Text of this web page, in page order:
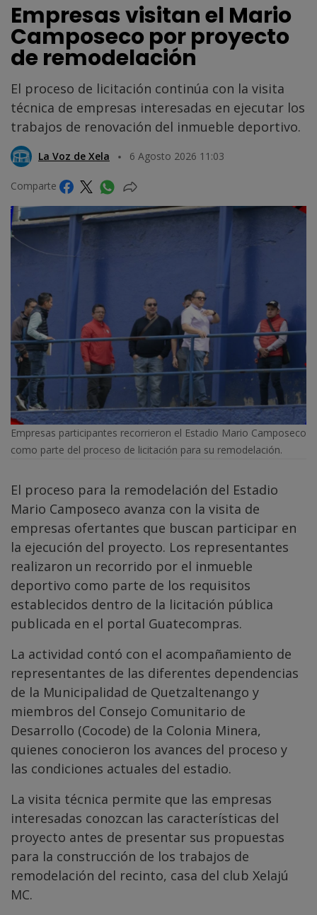
Empresas visitan el Mario
Camposeco por proyecto
de remodelación
El proceso de licitación continúa con la visita
técnica de empresas interesadas en ejecutar los
trabajos de renovación del inmueble deportivo.
La Voz de Xela 6 Agosto 2026 11:03
Comparte
Empresas participantes recorrieron el Estadio Mario Camposeco
como parte del proceso de licitación para su remodelación.
El proceso para la remodelación del Estadio
Mario Camposeco avanza con la visita de
empresas ofertantes que buscan participar en
la ejecución del proyecto. Los representantes
realizaron un recorrido por el inmueble
deportivo como parte de los requisitos
establecidos dentro de la licitación pública
publicada en el portal Guatecompras.
La actividad contó con el acompañamiento de
representantes de las diferentes dependencias
de la Municipalidad de Quetzaltenango y
miembros del Consejo Comunitario de
Desarrollo (Cocode) de la Colonia Minera,
quienes conocieron los avances del proceso y
las condiciones actuales del estadio.
La visita técnica permite que las empresas
interesadas conozcan las características del
proyecto antes de presentar sus propuestas
para la construcción de los trabajos de
remodelación del recinto, casa del club Xelajú
MC.